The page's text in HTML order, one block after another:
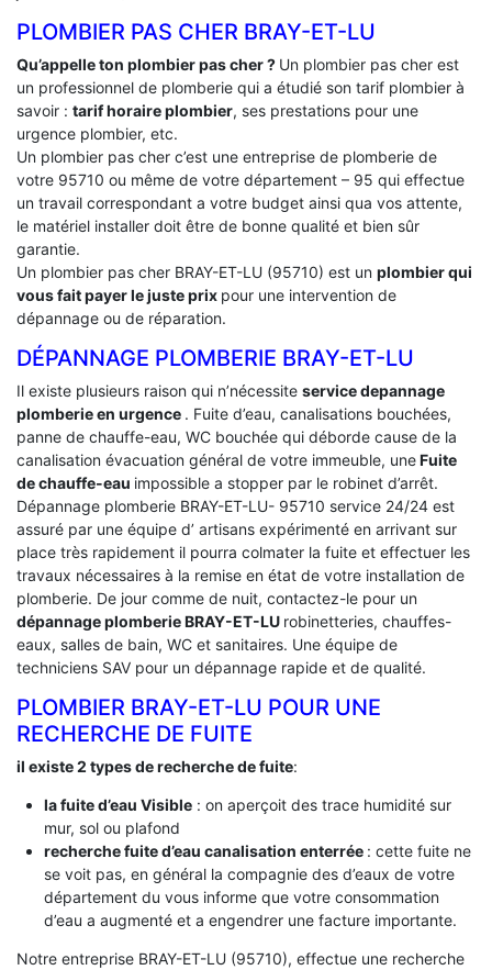
PLOMBIER PAS CHER BRAY-ET-LU
Qu’appelle ton plombier pas cher ? Un plombier pas cher est
un professionnel de plomberie qui a étudié son tarif plombier à
savoir : tarif horaire plombier, ses prestations pour une
urgence plombier, etc.
Un plombier pas cher c’est une entreprise de plomberie de
votre 95710 ou même de votre département – 95 qui effectue
un travail correspondant a votre budget ainsi qua vos attente,
le matériel installer doit être de bonne qualité et bien sûr
garantie.
Un plombier pas cher BRAY-ET-LU (95710) est un plombier qui
vous fait payer le juste prix pour une intervention de
dépannage ou de réparation.
DÉPANNAGE PLOMBERIE BRAY-ET-LU
Il existe plusieurs raison qui n’nécessite service depannage
plomberie en urgence . Fuite d’eau, canalisations bouchées,
panne de chauffe-eau, WC bouchée qui déborde cause de la
canalisation évacuation général de votre immeuble, uneFuite
de chauffe-eau impossible a stopper par le robinet d’arrêt.
Dépannage plomberie BRAY-ET-LU- 95710 service 24/24 est
assuré par une équipe d’ artisans expérimenté en arrivant sur
place très rapidement il pourra colmater la fuite et effectuer les
travaux nécessaires à la remise en état de votre installation de
plomberie. De jour comme de nuit, contactez-le pour un
dépannage plomberie BRAY-ET-LU robinetteries, chauffes-
eaux, salles de bain, WC et sanitaires. Une équipe de
techniciens SAV pour un dépannage rapide et de qualité.
PLOMBIER BRAY-ET-LU POUR UNE
RECHERCHE DE FUITE
il existe 2 types de recherche de fuite:
la fuite d’eau Visible: on aperçoit des trace humidité sur
mur, sol ou plafond
recherche fuite d’eau canalisation enterrée : cette fuite ne
se voit pas, en général la compagnie des d’eaux de votre
département du vous informe que votre consommation
d’eau a augmenté et a engendrer une facture importante.
Notre entreprise BRAY-ET-LU (95710), effectue une recherche